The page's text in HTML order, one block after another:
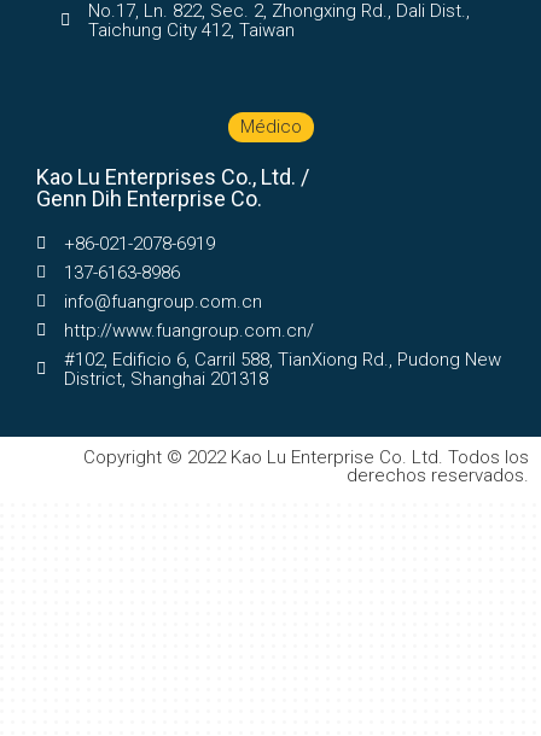
No.17, Ln. 822, Sec. 2, Zhongxing Rd., Dali Dist.,
Taichung City 412, Taiwan
Médico
Kao Lu Enterprises Co., Ltd. /
Genn Dih Enterprise Co.
+86-021-2078-6919
137-6163-8986
info@fuangroup.com.cn
http://www.fuangroup.com.cn/
#102, Edificio 6, Carril 588, TianXiong Rd., Pudong New
District, Shanghai 201318
Copyright © 2022 Kao Lu Enterprise Co. Ltd. Todos los
derechos reservados.